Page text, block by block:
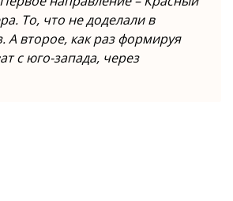
То, что не доделали в
А второе, как раз формируя
с юго-запада, через